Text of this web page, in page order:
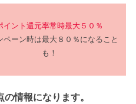
イント還元率常時最大５０％
ペーン時は最大８０％になること
も！
情報になります。